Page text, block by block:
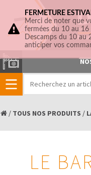
/ TOUS NOS PRODUITS /
LE
FERMETURE
Merci de noter que
fermées du 10 au
Descamps du 10 au
anticiper vos